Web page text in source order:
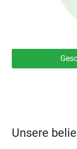
Unsere